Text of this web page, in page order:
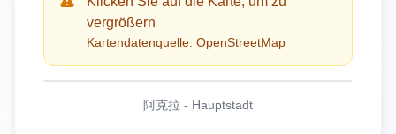
vergrößern
Kartendatenquelle: OpenStreetMap
阿克拉 - Hauptstadt